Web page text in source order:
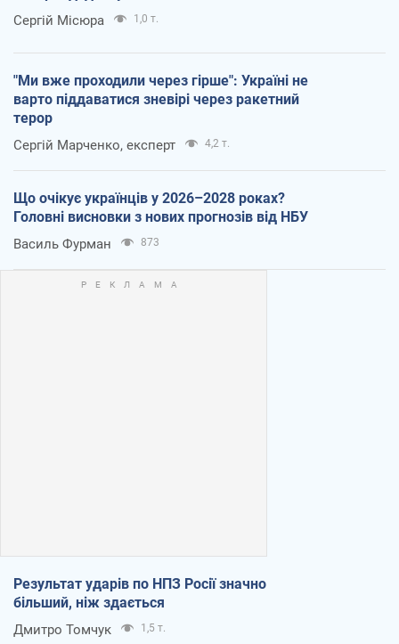
Сергій Місюра 1,0 т.
"Ми вже проходили через гірше": Україні не
варто піддаватися зневірі через ракетний
терор
Сергій Марченко, експерт 4,2 т.
Що очікує українців у 2026–2028 роках?
Головні висновки з нових прогнозів від НБУ
Василь Фурман 873
Результат ударів по НПЗ Росії значно
більший, ніж здається
Дмитро Томчук 1,5 т.